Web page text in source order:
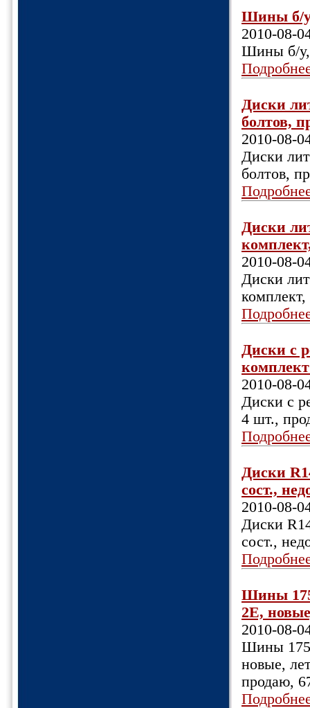
Шины б/у,
2010-08-
Шины б/у,
Диски
болтов,
2010-08-
Диски
болтов,
Диски
2010-08-
Диски
Диски с
2010-08-
Диски с
4 шт.,
Диски
сост.,
2010-08-
Диски
сост.,
Шины
2Е,
2010-08-
Шины
новые,
продаю,